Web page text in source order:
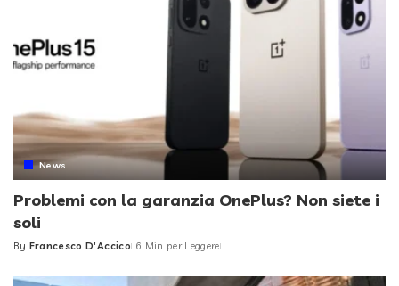
News
Problemi con la garanzia OnePlus? Non siete i
soli
Posted
By Francesco D'Accico 6 Min per Leggere